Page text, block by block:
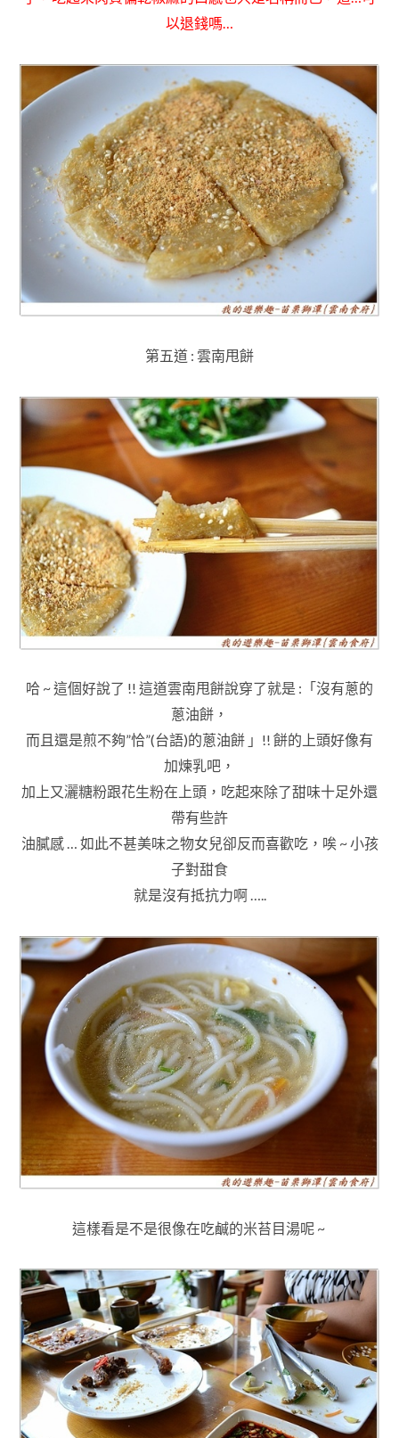
以退錢嗎…
第五道 : 雲南甩餅
哈 ~ 這個好說了 !! 這道雲南甩餅說穿了就是 : 「 沒有蔥的
蔥油餅 ，
而且還是煎不夠”恰”(台語)的蔥油餅 」 !! 餅的上頭好像有
加煉乳吧 ，
加上又灑糖粉跟花生粉在上頭 ， 吃起來除了甜味十足外還
帶有些許
油膩感 … 如此不甚美味之物女兒卻反而喜歡吃，唉 ~ 小孩
子對甜食
就是沒有抵抗力啊 …..
這樣看是不是很像在吃鹹的米苔目湯呢 ~